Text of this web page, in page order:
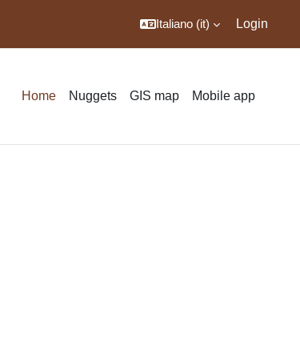
Italiano ‎(it)‎ Login
Home Nuggets GIS map Mobile app